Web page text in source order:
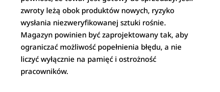
zwroty leżą obok produktów nowych, ryzyko
wysłania niezweryfikowanej sztuki rośnie.
Magazyn powinien być zaprojektowany tak, aby
ograniczać możliwość popełnienia błędu, a nie
liczyć wyłącznie na pamięć i ostrożność
pracowników.